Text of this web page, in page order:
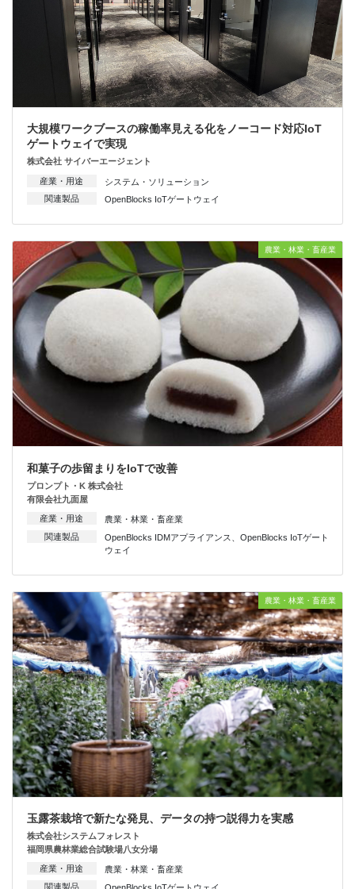
大規模ワークブースの稼働率見える化をノーコード対応IoT
ゲートウェイで実現
株式会社 サイバーエージェント
産業・用途
システム・ソリューション
関連製品
OpenBlocks IoTゲートウェイ
農業・林業・畜産業
和菓子の歩留まりをIoTで改善
プロンプト・K 株式会社
有限会社九面屋
産業・用途
農業・林業・畜産業
関連製品
OpenBlocks IDMアプライアンス
OpenBlocks IoTゲート
ウェイ
農業・林業・畜産業
玉露茶栽培で新たな発見、データの持つ説得力を実感
株式会社システムフォレスト
福岡県農林業総合試験場八女分場
産業・用途
農業・林業・畜産業
関連製品